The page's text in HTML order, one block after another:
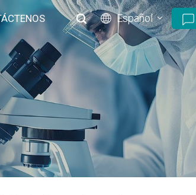
Español
English
español
português